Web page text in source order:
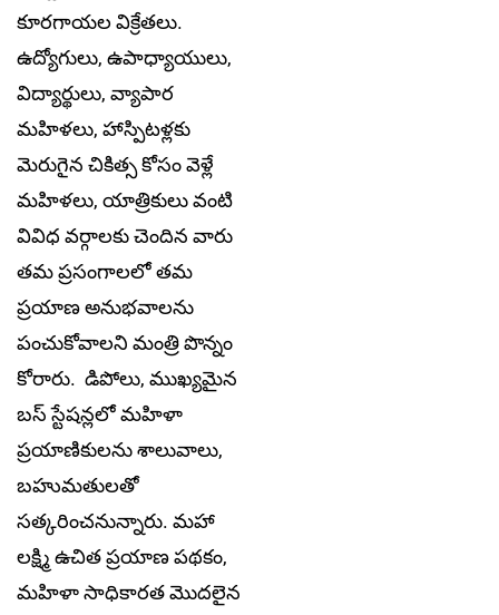
కూరగాయల విక్రేతలు.
ఉద్యోగులు, ఉపాధ్యాయులు,
విద్యార్థులు, వ్యాపార
మహిళలు, హాస్పిటళ్లకు
మెరుగైన చికిత్స కోసం వెళ్లే
మహిళలు, యాత్రికులు వంటి
వివిధ వర్గాలకు చెందిన వారు
తమ ప్రసంగాలలో తమ
ప్రయాణ అనుభవాలను
పంచుకోవాలని మంత్రి పొన్నం
కోరారు. డిపోలు, ముఖ్యమైన
బస్ స్టేషన్లలో మహిళా
ప్రయాణికులను శాలువాలు,
బహుమతులతో
సత్కరించనున్నారు. మహా
లక్ష్మి ఉచిత ప్రయాణ పథకం,
మహిళా సాధికారత మొదలైన